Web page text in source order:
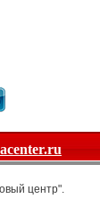
центр".